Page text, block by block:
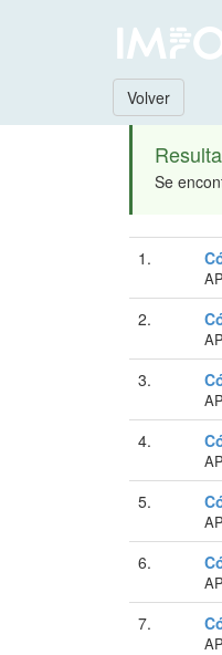
Volver
Se
1.
2.
3.
4.
5.
6.
7.